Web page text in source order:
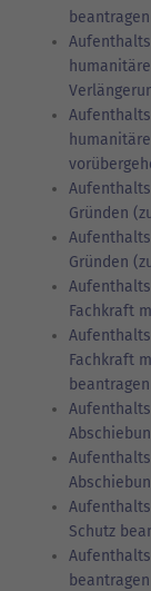
beantragen
Gründen
Gründen
Fachkraft
Fachkraft
beantragen
Schutz
beantragen